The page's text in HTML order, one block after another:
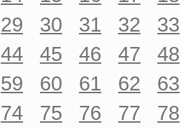
29 30 31 32
33
44 45 46 47
48
59 60 61 62
63
74 75 76 77
78